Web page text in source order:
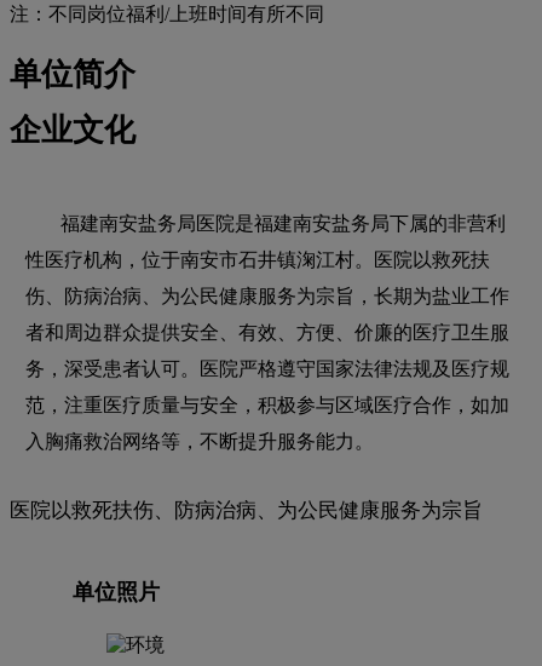
注：不同岗位福利/上班时间有所不同
单位简介
企业文化
福建南安盐务局医院是福建南安盐务局下属的非营利
性医疗机构，位于南安市石井镇淗江村。医院以救死扶
伤、防病治病、为公民健康服务为宗旨，长期为盐业工作
者和周边群众提供安全、有效、方便、价廉的医疗卫生服
务，深受患者认可。医院严格遵守国家法律法规及医疗规
范，注重医疗质量与安全，积极参与区域医疗合作，如加
入胸痛救治网络等，不断提升服务能力。
医院以救死扶伤、防病治病、为公民健康服务为宗旨
单位照片